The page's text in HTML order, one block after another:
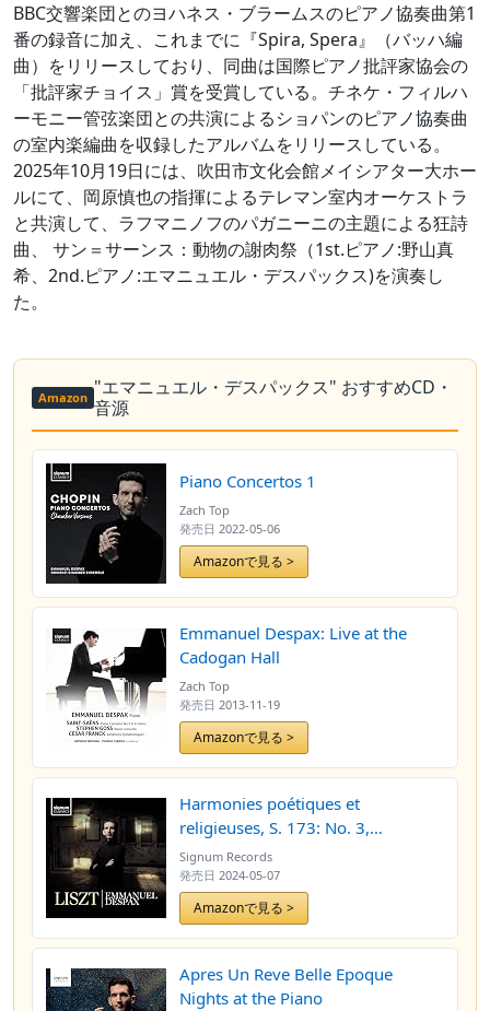
BBC交響楽団とのヨハネス・ブラームスのピアノ協奏曲第1
番の録音に加え、これまでに『Spira, Spera』（バッハ編
曲）をリリースしており、同曲は国際ピアノ批評家協会の
「批評家チョイス」賞を受賞している。チネケ・フィルハ
ーモニー管弦楽団との共演によるショパンのピアノ協奏曲
の室内楽編曲を収録したアルバムをリリースしている。
2025年10月19日には、吹田市文化会館メイシアター大ホー
ルにて、岡原慎也の指揮によるテレマン室内オーケストラ
と共演して、ラフマニノフのパガニーニの主題による狂詩
曲、 サン＝サーンス：動物の謝肉祭（1st.ピアノ:野山真
希、2nd.ピアノ:エマニュエル・デスパックス)を演奏し
た。
Amazon "エマニュエル・デスパックス" おすすめCD・
音源
Piano Concertos 1
Zach Top
発売日 2022-05-06
Amazonで見る >
Emmanuel Despax: Live at the
Cadogan Hall
Zach Top
発売日 2013-11-19
Amazonで見る >
Harmonies poétiques et
religieuses, S. 173: No. 3,
Bénédiction de Dieu dans la
solitude (Radio Edit)
Signum Records
発売日 2024-05-07
Amazonで見る >
Apres Un Reve Belle Epoque
Nights at the Piano